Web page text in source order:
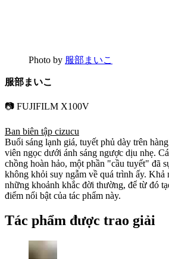
Photo by 服部まいこ
服部まいこ
📷 FUJIFILM X100V
Ban biên tập cizucu
Buổi sáng lạnh giá, tuyết phủ dày trên
viên ngọc dưới ánh sáng ngược dịu nhẹ.
chồng hoàn hảo, một phần "cầu tuyết" đã
không khỏi suy ngẫm về quá trình ấy. Khả
những khoảnh khắc đời thường, để từ đó
điểm nổi bật của tác phẩm này.
Tác phẩm được trao giải